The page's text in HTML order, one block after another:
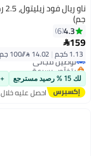
جم)
4.3
6
159
1.13 كجم |
توصيل مجاني
بتخلّص بسرعة
توصيل مجانيلك 15 % رصيد مسترجع + 3
احصل عليه خلال